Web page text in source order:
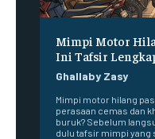
Mimpi Motor
Ini Tafsir
Ghallaby Zasy
Mimpi motor hilang
perasaan cemas dan
buruk? Sebelum
dulu tafsir mimpi yang